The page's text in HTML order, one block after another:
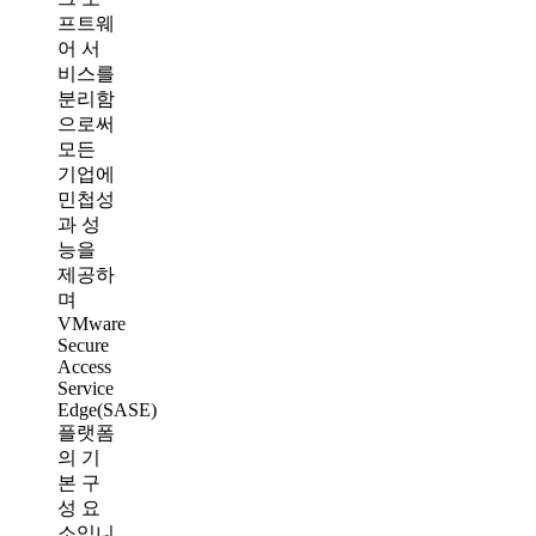
프트웨
어 서
비스를
분리함
으로써
모든
기업에
민첩성
과 성
능을
제공하
며
VMware
Secure
Access
Service
Edge(SASE)
플랫폼
의 기
본 구
성 요